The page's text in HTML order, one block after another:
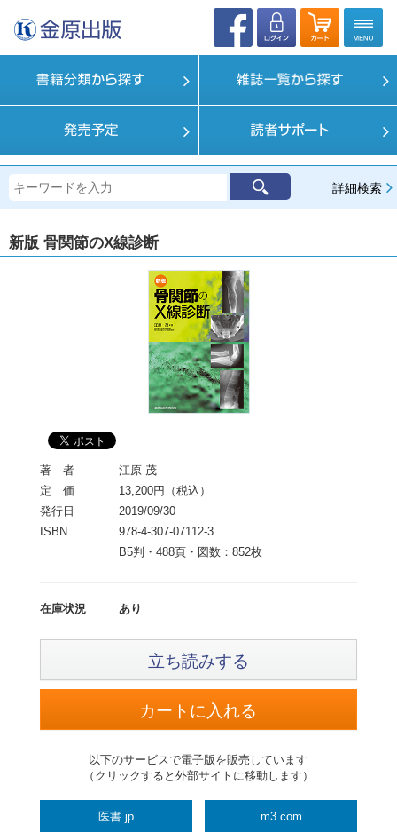
詳細検索
新版 骨関節のX線診断
著 者
江原 茂
定 価
13,200円（税込）
発行日
2019/09/30
ISBN
978-4-307-07112-3
B5判・488頁・図数：852枚
在庫状況 あり
立ち読みする
以下のサービスで電子版を販売しています
（クリックすると外部サイトに移動します）
医書.jp m3.com